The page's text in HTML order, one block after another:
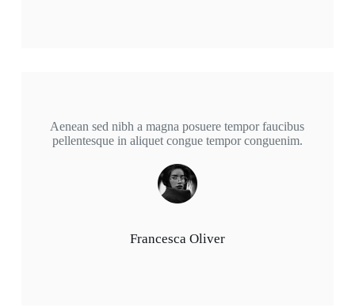
Aenean sed nibh a magna posuere tempor faucibus
pellentesque in aliquet congue tempor conguenim.
Francesca Oliver